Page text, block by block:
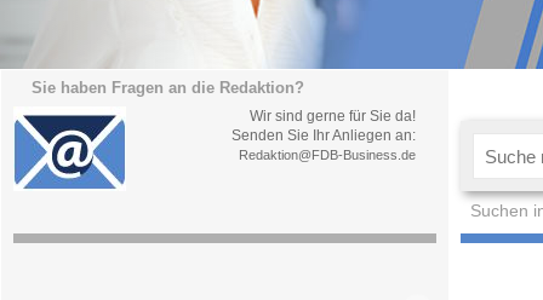
Sie haben Fragen an die Redaktion?
Wir sind gerne für Sie da!
Senden Sie Ihr Anliegen an:
Redaktion@FDB-Business.de
Suchen